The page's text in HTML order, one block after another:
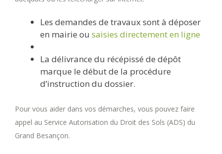
Les demandes de travaux sont à déposer
en mairie ou saisies directement en ligne
La délivrance du récépissé de dépôt
marque le début de la procédure
d’instruction du dossier.
Pour vous aider dans vos démarches, vous pouvez faire
appel au Service Autorisation du Droit des Sols (ADS) du
Grand Besançon.